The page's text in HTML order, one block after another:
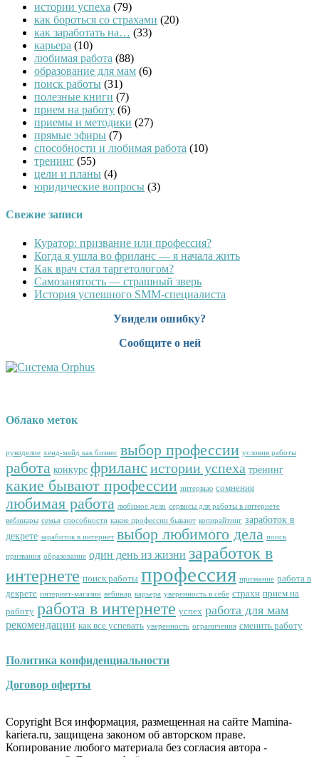
истории успеха (79)
как бороться со страхами (20)
как заработать на… (33)
карьера (10)
любимая работа (88)
образование для мам (6)
поиск работы (31)
полезные книги (7)
прием на работу (6)
приемы и методики (27)
прямые эфиры (7)
способности и любимая работа (10)
тренинг (55)
цели и планы (4)
юридические вопросы (3)
Свежие записи
Куратор: призвание или профессия?
Когда я ушла во фриланс — я начала жить
Как врач стал таргетологом?
Cамозанятость — страшный зверь
История успешного SMM-специалиста
Увидели ошибку?
Сообщите о ней
Облако меток
рукоделие хенд-мейд как бизнес выбор профессии условия работы
работа конкурс фриланс истории успеха тренинг
какие бывают профессии интервью сомнения
любимая работа любимое дело сервисы для работы в интернете
вебинары семья способности какие профессии бывают копирайтинг заработок в
декрете заработок в интернет выбор любимого дела поиск
призвания образование один день из жизни заработок в
интернете поиск работы профессия призвание работа в
декрете интернет-магазин вебинар карьера уверенность в себе страхи прием на
работу работа в интернете успех работа для мам
рекомендации как все успевать уверенность ограничения сменить работу
Политика конфиденциальности
Договор оферты
Copyright Вся информация, размещенная на сайте Mamina-
kariera.ru, защищена законом об авторском праве.
Копирование любого материала без согласия автора -